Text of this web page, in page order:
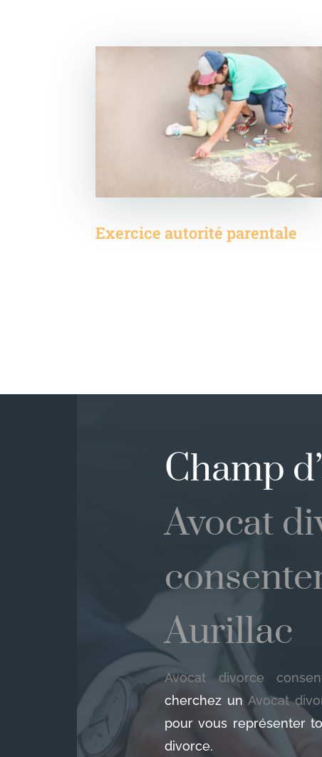
Exercice autorité parentale
Champ
Avocat
Aurillac
Avocat divorce
cherchez un Avocat
pour vous représenter
divorce.